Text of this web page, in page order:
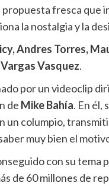
propuesta fresca
la nostalgia y la
Andres Torres,
Vasquez.
por un videoclip
de Mike Bahía. En él,
un columpio,
muy bien el
con su tema
de 60 millones de